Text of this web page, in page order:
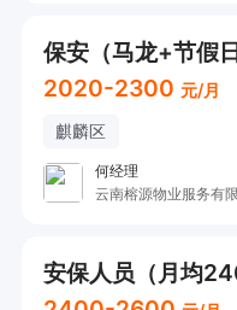
保安（马龙+节假
2020-2300 元/月
麒麟区
何经理
云南榕源物业服务有
安保人员（月均